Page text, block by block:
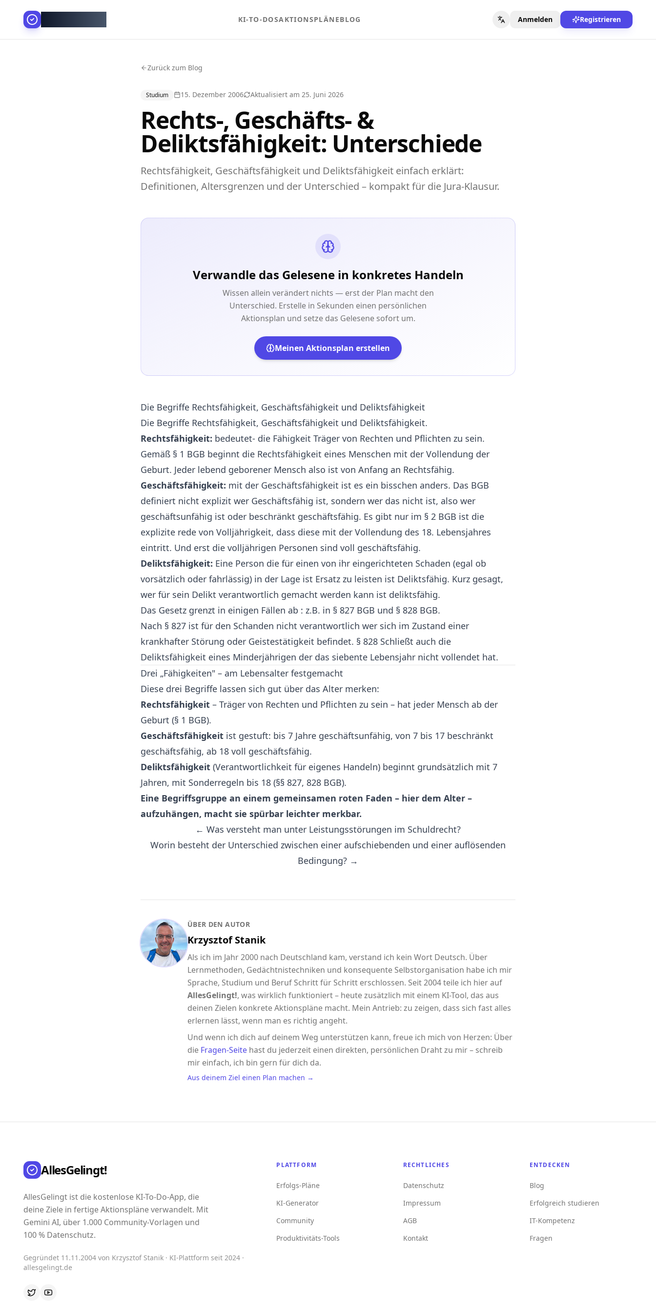
KI-TO-DOSAKTIONSPLÄNEBLOG Anmelden Registrieren
Zurück zum Blog
Studium 15. Dezember 2006 Aktualisiert am 25. Juni 2026
Rechts-, Geschäfts- &
Deliktsfähigkeit: Unterschiede
Rechtsfähigkeit, Geschäftsfähigkeit und Deliktsfähigkeit einfach erklärt:
Definitionen, Altersgrenzen und der Unterschied – kompakt für die Jura-Klausur.
Verwandle das Gelesene in konkretes Handeln
Wissen allein verändert nichts — erst der Plan macht den
Unterschied. Erstelle in Sekunden einen persönlichen
Aktionsplan und setze das Gelesene sofort um.
Meinen Aktionsplan erstellen
Die Begriffe Rechtsfähigkeit, Geschäftsfähigkeit und Deliktsfähigkeit
Die Begriffe Rechtsfähigkeit, Geschäftsfähigkeit und Deliktsfähigkeit.
Rechtsfähigkeit: bedeutet- die Fähigkeit Träger von Rechten und Pflichten zu sein.
Gemäß § 1 BGB beginnt die Rechtsfähigkeit eines Menschen mit der Vollendung der
Geburt. Jeder lebend geborener Mensch also ist von Anfang an Rechtsfähig.
Geschäftsfähigkeit: mit der Geschäftsfähigkeit ist es ein bisschen anders. Das BGB
definiert nicht explizit wer Geschäftsfähig ist, sondern wer das nicht ist, also wer
geschäftsunfähig ist oder beschränkt geschäftsfähig. Es gibt nur im § 2 BGB ist die
explizite rede von Volljährigkeit, dass diese mit der Vollendung des 18. Lebensjahres
eintritt. Und erst die volljährigen Personen sind voll geschäftsfähig.
Deliktsfähigkeit: Eine Person die für einen von ihr eingerichteten Schaden (egal ob
vorsätzlich oder fahrlässig) in der Lage ist Ersatz zu leisten ist Deliktsfähig. Kurz gesagt,
wer für sein Delikt verantwortlich gemacht werden kann ist deliktsfähig.
Das Gesetz grenzt in einigen Fällen ab : z.B. in § 827 BGB und § 828 BGB.
Nach § 827 ist für den Schanden nicht verantwortlich wer sich im Zustand einer
krankhafter Störung oder Geistestätigkeit befindet. § 828 Schließt auch die
Deliktsfähigkeit eines Minderjährigen der das siebente Lebensjahr nicht vollendet hat.
Drei „Fähigkeiten" – am Lebensalter festgemacht
Diese drei Begriffe lassen sich gut über das Alter merken:
Rechtsfähigkeit – Träger von Rechten und Pflichten zu sein – hat jeder Mensch ab der
Geburt (§ 1 BGB).
Geschäftsfähigkeit ist gestuft: bis 7 Jahre geschäftsunfähig, von 7 bis 17 beschränkt
geschäftsfähig, ab 18 voll geschäftsfähig.
Deliktsfähigkeit (Verantwortlichkeit für eigenes Handeln) beginnt grundsätzlich mit 7
Jahren, mit Sonderregeln bis 18 (§§ 827, 828 BGB).
Eine Begriffsgruppe an einem gemeinsamen roten Faden – hier dem Alter –
aufzuhängen, macht sie spürbar leichter merkbar.
← Was versteht man unter Leistungsstörungen im Schuldrecht?
Worin besteht der Unterschied zwischen einer aufschiebenden und einer auflösenden
Bedingung? →
ÜBER DEN AUTOR
Krzysztof Stanik
Als ich im Jahr 2000 nach Deutschland kam, verstand ich kein Wort Deutsch. Über
Lernmethoden, Gedächtnistechniken und konsequente Selbstorganisation habe ich mir
Sprache, Studium und Beruf Schritt für Schritt erschlossen. Seit 2004 teile ich hier auf
AllesGelingt!, was wirklich funktioniert – heute zusätzlich mit einem KI-Tool, das aus
deinen Zielen konkrete Aktionspläne macht. Mein Antrieb: zu zeigen, dass sich fast alles
erlernen lässt, wenn man es richtig angeht.
Und wenn ich dich auf deinem Weg unterstützen kann, freue ich mich von Herzen: Über
die Fragen-Seite hast du jederzeit einen direkten, persönlichen Draht zu mir – schreib
mir einfach, ich bin gern für dich da.
Aus deinem Ziel einen Plan machen →
AllesGelingt!
AllesGelingt ist die kostenlose KI-To-Do-App, die
deine Ziele in fertige Aktionspläne verwandelt. Mit
Gemini AI, über 1.000 Community-Vorlagen und
100 % Datenschutz.
Gegründet 11.11.2004 von Krzysztof Stanik · KI-Plattform seit 2024 ·
allesgelingt.de
PLATTFORM
Erfolgs-Pläne
KI-Generator
Community
Produktivitäts-Tools
RECHTLICHES
Datenschutz
Impressum
AGB
Kontakt
ENTDECKEN
Blog
Erfolgreich studieren
IT-Kompetenz
Fragen